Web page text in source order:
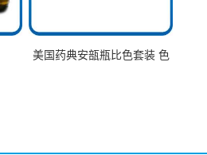
美国药典安瓿瓶比色套装 色